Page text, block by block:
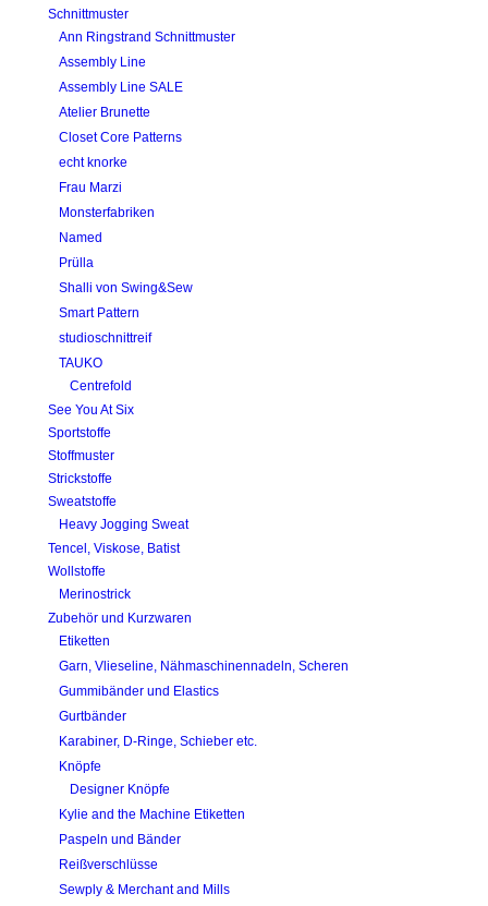
Schnittmuster
Ann Ringstrand Schnittmuster
Assembly Line
Assembly Line SALE
Atelier Brunette
Closet Core Patterns
echt knorke
Frau Marzi
Monsterfabriken
Named
Prülla
Shalli von Swing&Sew
Smart Pattern
studioschnittreif
TAUKO
Centrefold
See You At Six
Sportstoffe
Stoffmuster
Strickstoffe
Sweatstoffe
Heavy Jogging Sweat
Tencel, Viskose, Batist
Wollstoffe
Merinostrick
Zubehör und Kurzwaren
Etiketten
Garn, Vlieseline, Nähmaschinennadeln, Scheren
Gummibänder und Elastics
Gurtbänder
Karabiner, D-Ringe, Schieber etc.
Knöpfe
Designer Knöpfe
Kylie and the Machine Etiketten
Paspeln und Bänder
Reißverschlüsse
Sewply & Merchant and Mills